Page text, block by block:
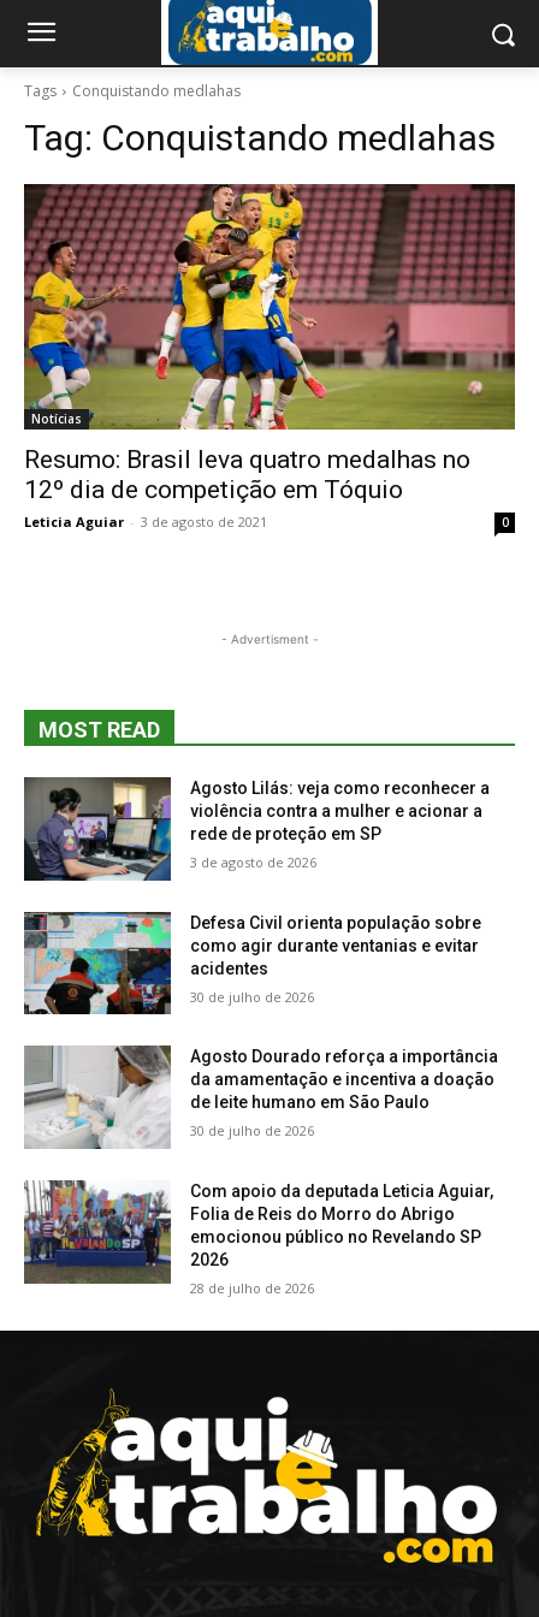
Tags Conquistando medlahas
Tag: Conquistando medlahas
Notícias
Resumo: Brasil leva quatro medalhas no
12º dia de competição em Tóquio
Leticia Aguiar - 3 de agosto de 2021 0
- Advertisment -
MOST READ
Agosto Lilás: veja como reconhecer a
violência contra a mulher e acionar a
rede de proteção em SP
3 de agosto de 2026
Defesa Civil orienta população sobre
como agir durante ventanias e evitar
acidentes
30 de julho de 2026
Agosto Dourado reforça a importância
da amamentação e incentiva a doação
de leite humano em São Paulo
30 de julho de 2026
Com apoio da deputada Leticia Aguiar,
Folia de Reis do Morro do Abrigo
emocionou público no Revelando SP
2026
28 de julho de 2026